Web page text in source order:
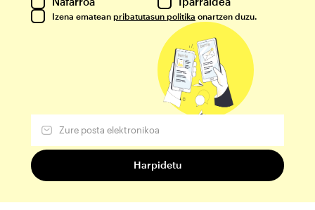
Izena ematean pribatutasun politika onartzen duzu.